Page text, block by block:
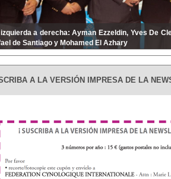
izquierda a derecha: Ayman Ezzeldin, Yves De
de Santiago y Mohamed El Azhary
A LA VERSIÓN IMPRESA DE LA